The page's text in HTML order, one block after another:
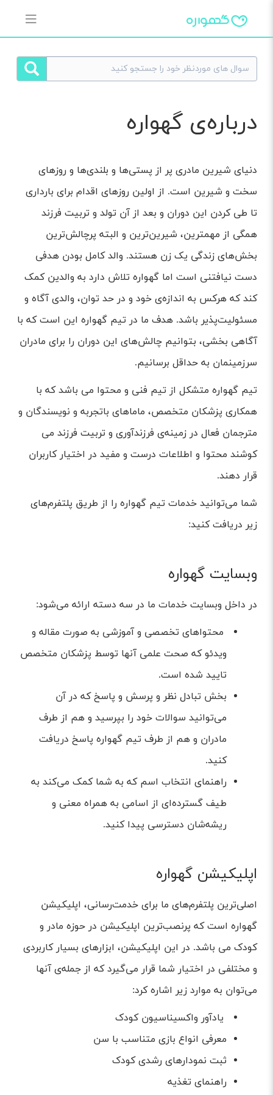
دربار‌ه‌ی گهواره
دنیای شیرین مادری پر از پستی‌ها و بلندی‌ها و روزهای
سخت و شیرین است. از اولین روزهای اقدام برای بارداری
تا طی کردن این دوران و بعد از آن تولد و تربیت فرزند
همگی از مهمترین، شیرین‌ترین و البته پرچالش‌ترین
بخش‌های زندگی یک زن هستند. والد کامل بودن هدفی
دست نیافتنی است اما گهواره تلاش دارد به والدین کمک
کند که هرکس به اندازه‌ی خود و در حد توان، والدی آگاه و
مسئولیت‌پذیر باشد. هدف ما در تیم گهواره این است که با
آگاهی بخشی، بتوانیم چالش‌های این دوران را برای مادران
سرزمینمان به حداقل برسانیم.
تیم گهواره متشکل از تیم فنی و محتوا می باشد که با
همکاری پزشکان متخصص، ماماهای باتجربه و نویسندگان و
مترجمان فعال در زمینه‌ی فرزند‌آوری و تربیت فرزند می
کوشند محتوا و اطلاعات درست و مفید در اختیار کاربران
قرار دهند.
شما می‌توانید خدمات تیم گهواره را از طریق پلتفرم‌های
زیر دریافت کنید:
وبسایت گهواره
در داخل وبسایت خدمات ما در سه دسته‌ ارائه می‌شود:
محتواهای تخصصی و آموزشی به صورت مقاله و
ویدئو که صحت علمی آنها توسط پزشکان متخصص
تایید شده است.
بخش تبادل نظر و پرسش و پاسخ که در آن
می‌توانید سوالات خود را بپرسید و هم از طرف
مادران و هم از طرف تیم گهواره پاسخ دریافت
کنید.
راهنمای انتخاب اسم که به شما کمک می‌کند به
طیف گسترد‌ه‌ای از اسامی به همراه معنی و
ریشه‌شان دسترسی پیدا کنید.
اپلیکیشن گهواره
اصلی‌ترین پلتفرم‌های ما برای خدمت‌رسانی، اپلیکیشن
گهواره است که پرنصب‌ترین اپلیکیشن در حوزه مادر و
کودک می باشد. در این اپلیکیشن، ابزارهای بسیار کاربردی
و مختلفی در اختیار شما قرار می‌گیرد که از جمله‌ی آنها
می‌توان به موارد زیر اشاره کرد:
یادآور واکسیناسیون کودک
معرفی انواع بازی متناسب با سن
ثبت نمودارهای رشدی کودک
راهنمای تغذیه